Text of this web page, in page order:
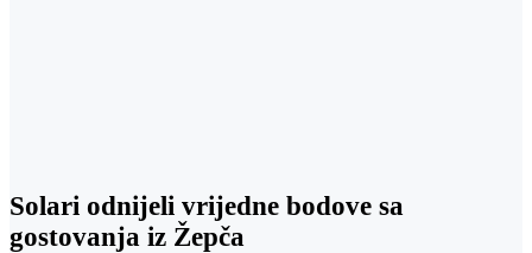
Solari odnijeli vrijedne bodove sa
gostovanja iz Žepča